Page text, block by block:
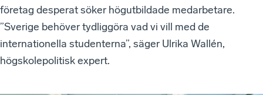
företag desperat söker högutbildade medarbetare.
”Sverige behöver tydliggöra vad vi vill med de
internationella studenterna”, säger Ulrika Wallén,
högskolepolitisk expert.